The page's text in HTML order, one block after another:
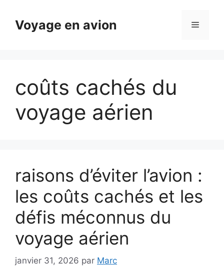
contenuVoyage en avion Menu
coûts cachés du
voyage aérien
raisons d’éviter l’avion :
les coûts cachés et les
défis méconnus du
voyage aérien
janvier 31, 2026 par Marc